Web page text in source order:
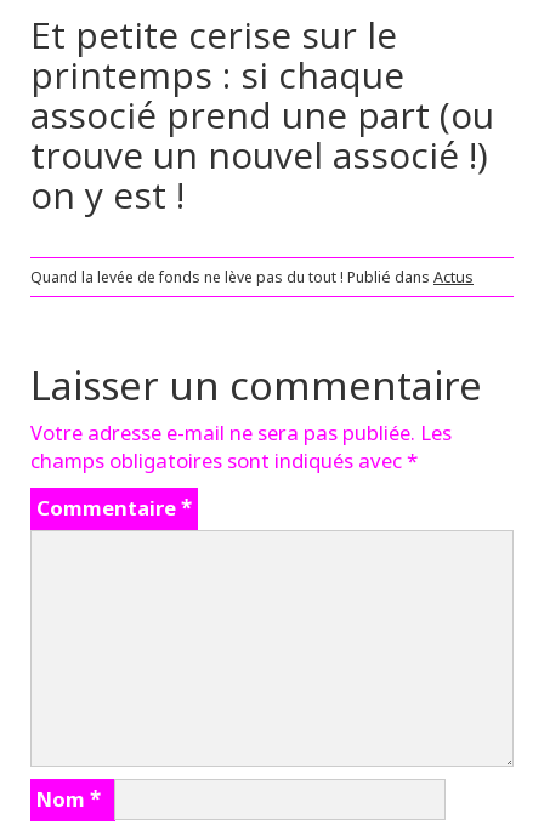
Et petite cerise sur le
printemps : si chaque
associé prend une part (ou
trouve un nouvel associé !)
on y est !
Quand la levée de fonds ne lève pas du tout ! Publié dans Actus
Laisser un commentaire
Votre adresse e-mail ne sera pas publiée. Les
champs obligatoires sont indiqués avec*
Commentaire*
Nom *